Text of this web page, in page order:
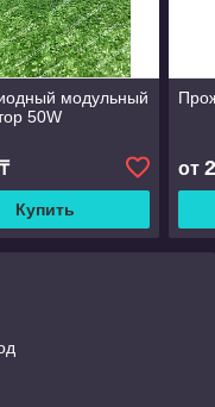
модульный
50W
Купить
от